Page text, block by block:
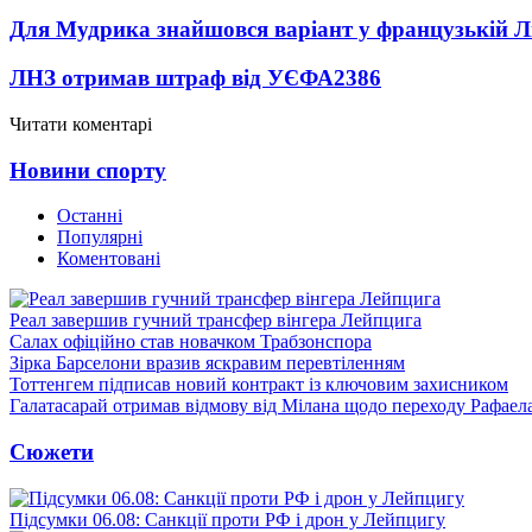
Для Мудрика знайшовся варіант у французькій
ЛНЗ отримав штраф від УЄФА2386
Читати коментарі
Новини спорту
Останні
Популярні
Коментовані
Реал завершив гучний трансфер вінгера Лейпцига
Салах офіційно став новачком Трабзонспора
Зірка Барселони вразив яскравим перевтіленням
Тоттенгем підписав новий контракт із ключовим захисником
Галатасарай отримав відмову від Мілана щодо переходу
Сюжети
Підсумки 06.08: Санкції проти РФ і дрон у Лейпцигу